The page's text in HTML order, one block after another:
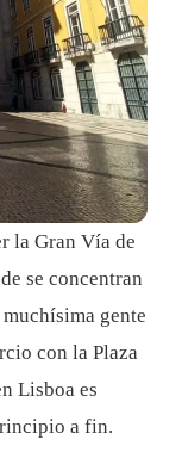
la Gran Vía de
se concentran
gente
con la Plaza
Lisboa es
a fin.